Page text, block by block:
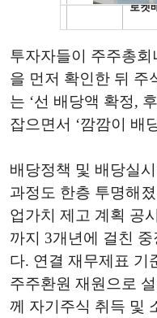
투자자들이 주주총
을 먼저 확인한 뒤 주
는 ‘선 배당액 확정,
잡으면서 ‘깜깜이 배
배당정책 및 배당실
과정도 한층 투명해
업가치 제고 계획 공
까지 3개년에 걸친
다. 연결 재무제표 기
주주환원 재원으로
께 자기주식 취득 및